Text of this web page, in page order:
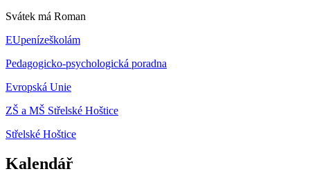
Svátek má Roman
EUpenízeškolám
Pedagogicko-psychologická poradna
Evropská Unie
ZŠ a MŠ Střelské Hoštice
Střelské Hoštice
Kalendář